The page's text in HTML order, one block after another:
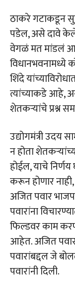
ठाकरे गटाकडून
पडेल, असे दावे केले
वेगळं मत मांडलं
विधानभवनामध्ये
शिंदे
त्यांच्याकडे आहे,
शेतकऱ्यांचे प्रश्न
उद्योगमंत्री उदय
न होता
होईल, याचे
करून होणार
अजित पवार
पवारांना
फिल्डवर काम
आहेत. अजित
पवारांबद्दल जे
पवारांनी दिली.